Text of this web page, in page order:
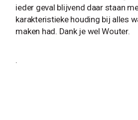
ieder geval blijvend daar staan
karakteristieke houding bij alles
maken had. Dank je wel Wouter.
.